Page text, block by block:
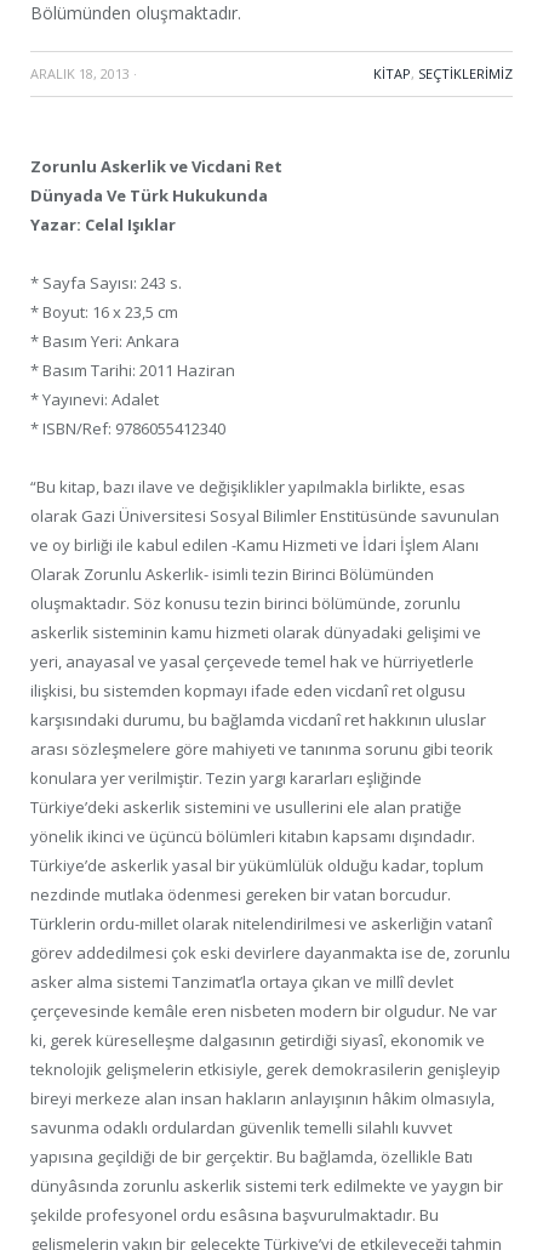
Bölümünden oluşmaktadır.
ARALIK 18, 2013 · KITAP, SEÇTIKLERIMIZ
Zorunlu Askerlik ve Vicdani Ret
Dünyada Ve Türk Hukukunda
Yazar: Celal Işıklar
* Sayfa Sayısı: 243 s.
* Boyut: 16 x 23,5 cm
* Basım Yeri: Ankara
* Basım Tarihi: 2011 Haziran
* Yayınevi: Adalet
* ISBN/Ref: 9786055412340
“Bu kitap, bazı ilave ve değişiklikler yapılmakla birlikte, esas
olarak Gazi Üniversitesi Sosyal Bilimler Enstitüsünde savunulan
ve oy birliği ile kabul edilen -Kamu Hizmeti ve İdari İşlem Alanı
Olarak Zorunlu Askerlik- isimli tezin Birinci Bölümünden
oluşmaktadır. Söz konusu tezin birinci bölümünde, zorunlu
askerlik sisteminin kamu hizmeti olarak dünyadaki gelişimi ve
yeri, anayasal ve yasal çerçevede temel hak ve hürriyetlerle
ilişkisi, bu sistemden kopmayı ifade eden vicdanî ret olgusu
karşısındaki durumu, bu bağlamda vicdanî ret hakkının uluslar
arası sözleşmelere göre mahiyeti ve tanınma sorunu gibi teorik
konulara yer verilmiştir. Tezin yargı kararları eşliğinde
Türkiye’deki askerlik sistemini ve usullerini ele alan pratiğe
yönelik ikinci ve üçüncü bölümleri kitabın kapsamı dışındadır.
Türkiye’de askerlik yasal bir yükümlülük olduğu kadar, toplum
nezdinde mutlaka ödenmesi gereken bir vatan borcudur.
Türklerin ordu-millet olarak nitelendirilmesi ve askerliğin vatanî
görev addedilmesi çok eski devirlere dayanmakta ise de, zorunlu
asker alma sistemi Tanzimat’la ortaya çıkan ve millî devlet
çerçevesinde kemâle eren nisbeten modern bir olgudur. Ne var
ki, gerek küreselleşme dalgasının getirdiği siyasî, ekonomik ve
teknolojik gelişmelerin etkisiyle, gerek demokrasilerin genişleyip
bireyi merkeze alan insan hakların anlayışının hâkim olmasıyla,
savunma odaklı ordulardan güvenlik temelli silahlı kuvvet
yapısına geçildiği de bir gerçektir. Bu bağlamda, özellikle Batı
dünyâsında zorunlu askerlik sistemi terk edilmekte ve yaygın bir
şekilde profesyonel ordu esâsına başvurulmaktadır. Bu
gelişmelerin yakın bir gelecekte Türkiye’yi de etkileyeceği tahmin